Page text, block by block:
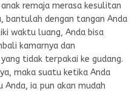
remaja merasa kesulitan
bantulah dengan tangan Anda
waktu luang, Anda bisa
kamarnya dan
tidak terpakai ke gudang.
maka suatu ketika Anda
ia pun akan mudah